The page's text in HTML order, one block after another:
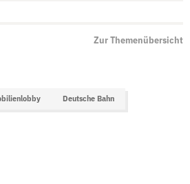
Zur Themenübersicht
Deutsche Bahn